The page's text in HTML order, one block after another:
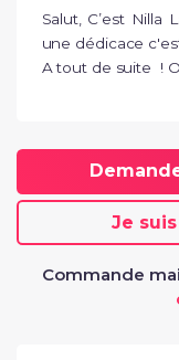
Salut, C’est Nilla
une dédicace
A tout de suite  !
Je
Commande